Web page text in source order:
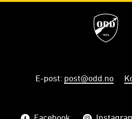
E-post: post@odd.no
Facebook